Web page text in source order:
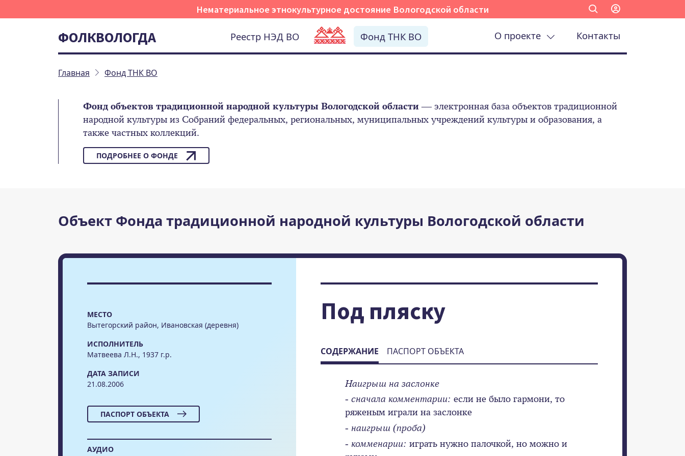
Нематериальное этнокультурное достояние Вологодской области
ФОЛКВОЛОГДА Реестр НЭД ВО Фонд ТНК ВО О проекте Контакты
Главная Фонд ТНК ВО
Фонд объектов традиционной народной культуры Вологодской области— электронная база объектов традиционной
народной культуры из Собраний федеральных, региональных, муниципальных учреждений культуры и образования, а
также частных коллекций.
ПОДРОБНЕЕ О ФОНДЕ
Объект Фонда традиционной народной культуры Вологодской области
МЕСТО
Вытегорский район, Ивановская (деревня)
ИСПОЛНИТЕЛЬ
Матвеева Л.Н., 1937 г.р.
ДАТА ЗАПИСИ
21.08.2006
ПАСПОРТ ОБЪЕКТА
АУДИО
Под пляску
СОДЕРЖАНИЕ ПАСПОРТ ОБЪЕКТА
Наигрыш на заслонке
- сначала комментарии: если не было гармони, то
ряженым играли на заслонке
- наигрыш (проба)
- комменарии: играть нужно палочкой, но можно и